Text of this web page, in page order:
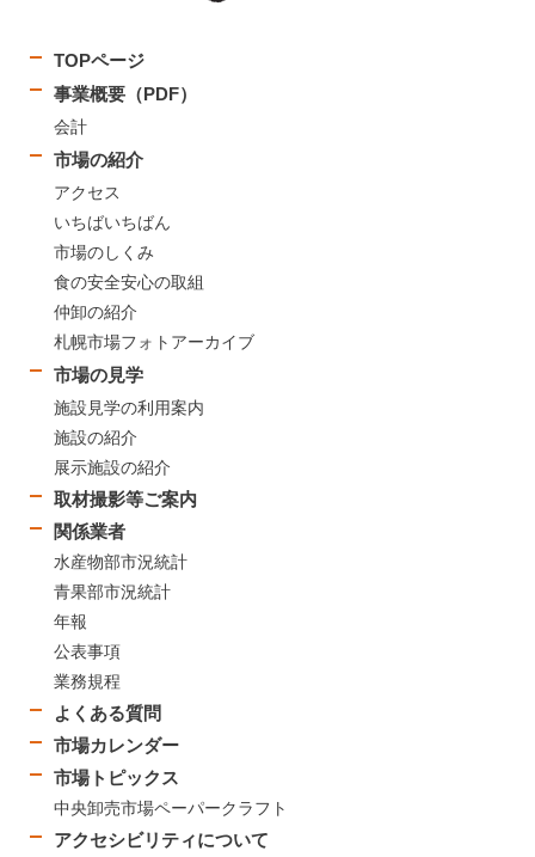
TOPページ
事業概要（PDF）
会計
市場の紹介
アクセス
いちばいちばん
市場のしくみ
食の安全安心の取組
仲卸の紹介
札幌市場フォトアーカイブ
市場の見学
施設見学の利用案内
施設の紹介
展示施設の紹介
取材撮影等ご案内
関係業者
水産物部市況統計
青果部市況統計
年報
公表事項
業務規程
よくある質問
市場カレンダー
市場トピックス
中央卸売市場ペーパークラフト
アクセシビリティについて